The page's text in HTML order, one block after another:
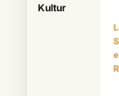
Kultur